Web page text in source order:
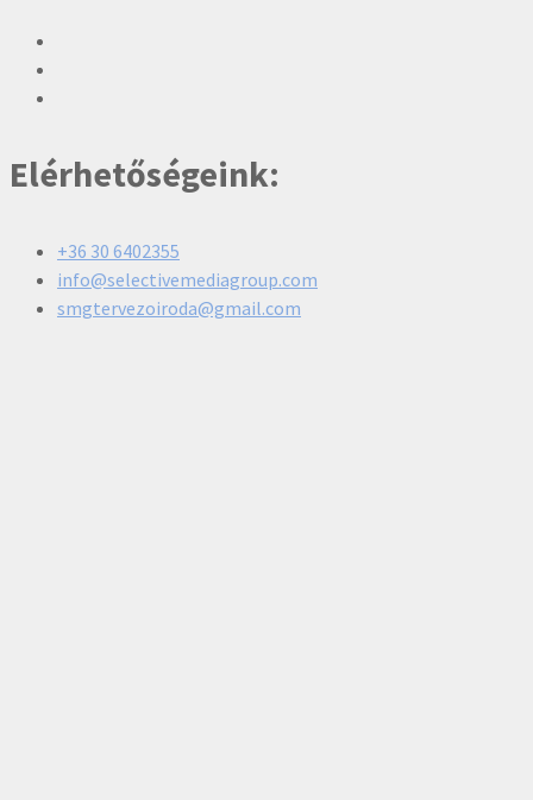
Elérhetőségeink:
+36 30 6402355
info@selectivemediagroup.com
smgtervezoiroda@gmail.com​